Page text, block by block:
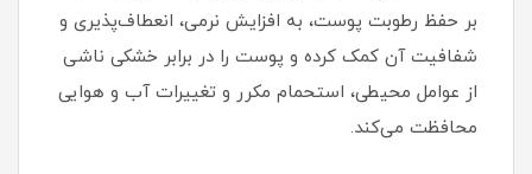
بر حفظ رطوبت پوست، به افزایش نرمی، انعطاف‌پذیری و
شفافیت آن کمک کرده و پوست را در برابر خشکی ناشی
از عوامل محیطی، استحمام مکرر و تغییرات آب‌ و هوایی
محافظت می‌کند.